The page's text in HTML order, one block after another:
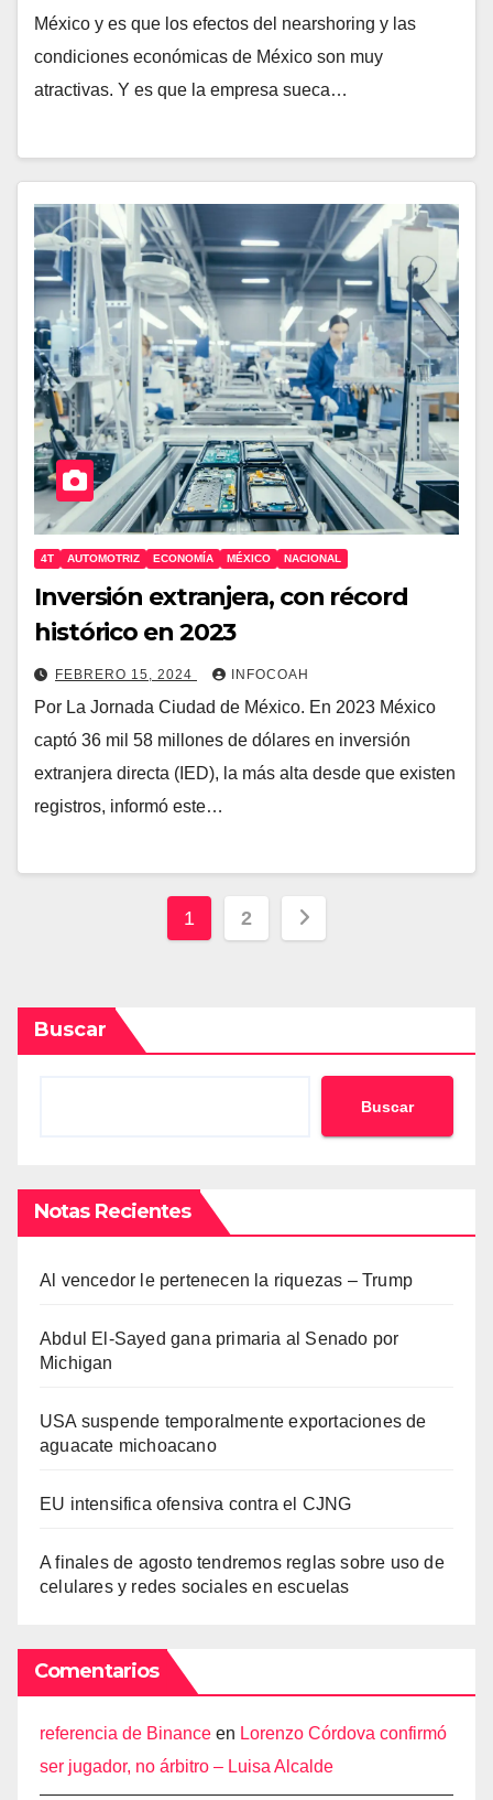
México y es que los efectos del nearshoring y las
condiciones económicas de México son muy
atractivas. Y es que la empresa sueca…
4T AUTOMOTRIZ ECONOMÍA MÉXICO NACIONAL
Inversión extranjera, con récord
histórico en 2023
FEBRERO 15, 2024 INFOCOAH
Por La Jornada Ciudad de México. En 2023 México
captó 36 mil 58 millones de dólares en inversión
extranjera directa (IED), la más alta desde que existen
registros, informó este…
Paginación
1 2
Buscar
Buscar
Notas Recientes
Al vencedor le pertenecen la riquezas – Trump
Abdul El-Sayed gana primaria al Senado por
Michigan
USA suspende temporalmente exportaciones de
aguacate michoacano
EU intensifica ofensiva contra el CJNG
A finales de agosto tendremos reglas sobre uso de
celulares y redes sociales en escuelas
Comentarios
referencia de Binance en Lorenzo Córdova confirmó
ser jugador, no árbitro – Luisa Alcalde